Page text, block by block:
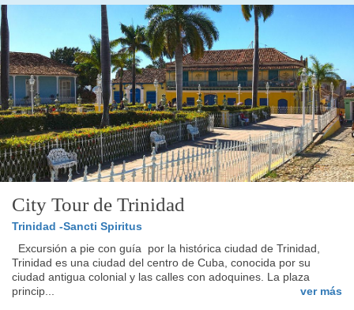
City Tour de Trinidad
Trinidad -Sancti Spiritus
Excursión a pie con guía por la histórica ciudad de Trinidad,
Trinidad es una ciudad del centro de Cuba, conocida por su
ciudad antigua colonial y las calles con adoquines. La plaza
princip...
ver más